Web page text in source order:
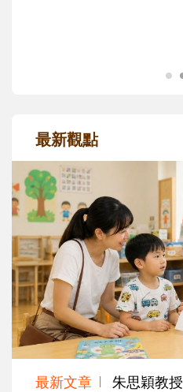
最新觀點
最新文章 朱思穎教授